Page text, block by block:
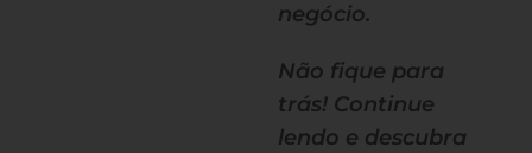
negócio.
Não fique para
trás! Continue
lendo e descubra